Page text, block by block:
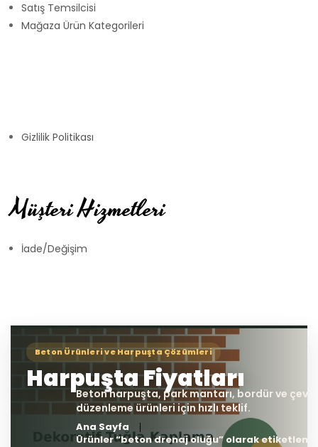
Satış Temsilcisi
Mağaza Ürün Kategorileri
Gizlilik Politikası
Müşteri Hizmetleri
İade/Değişim
Ana Sayfa
Ürünler “beton drenaj oluğu” olarak etiketlendi